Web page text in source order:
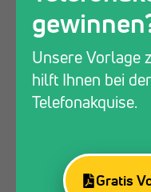
Informationen
Indem Sie Ihre
Gesprächgezielt
dass Sie das
Blick
Unsere Vorlage
hilft Ihnen bei
Telefonakquise.
Gratis